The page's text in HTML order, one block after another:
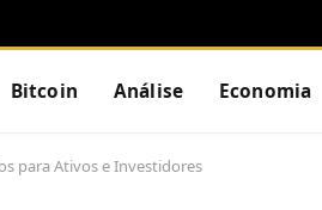
Bitcoin Análise Economia
para Ativos e Investidores